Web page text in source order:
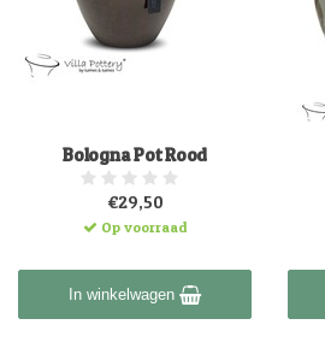
Bologna Pot Rood
€29,50
Op voorraad
In winkelwagen